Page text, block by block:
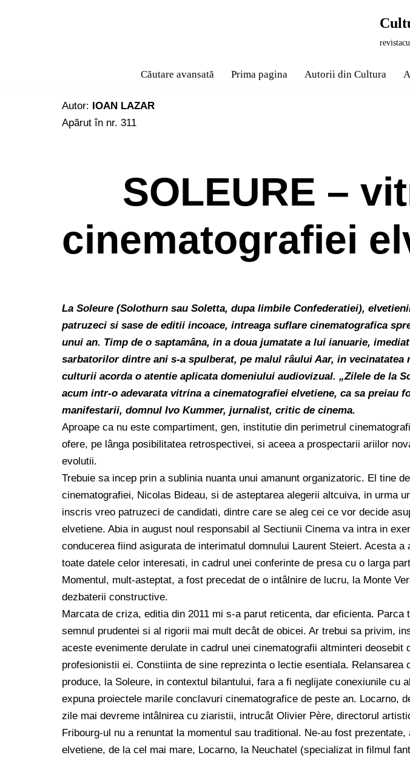
Căutare avansată Prima pagina Autorii din Cultura
Autor: IOAN LAZAR
Apărut în nr. 311
SOLEURE –
cinematografiei
La Soleure (Solothurn sau Soletta, dupa limbile Confederatiei),
patruzeci si sase de editii incoace, intreaga suflare cinematografica
unui an. Timp de o saptamâna, in a doua jumatate a lui ianuarie,
sarbatorilor dintre ani s-a spulberat, pe malul râului Aar, in
culturii acorda o atentie aplicata domeniului audiovizual. „Zilele de la
acum intr-o adevarata vitrina a cinematografiei elvetiene, ca sa preiau
manifestarii, domnul Ivo Kummer, jurnalist, critic de cinema.
Aproape ca nu este compartiment, gen, institutie din perimetrul
ofere, pe lânga posibilitatea retrospectivei, si aceea a prospectarii ariilor
evolutii.
Trebuie sa incep prin a sublinia nuanta unui amanunt organizatoric. El tine
cinematografiei, Nicolas Bideau, si de asteptarea alegerii altcuiva, in urma
inscris vreo patruzeci de candidati, dintre care se aleg cei ce vor decide
elvetiene. Abia in august noul responsabil al Sectiunii Cinema va intra in
conducerea fiind asigurata de interimatul domnului Laurent Steiert. Acesta a
toate datele celor interesati, in cadrul unei conferinte de presa cu o larga
Momentul, mult-asteptat, a fost precedat de o intâlnire de lucru, la Monte
dezbaterii constructive.
Marcata de criza, editia din 2011 mi s-a parut reticenta, dar eficienta. Parca
semnul prudentei si al rigorii mai mult decât de obicei. Ar trebui sa privim,
aceste evenimente derulate in cadrul unei cinematografii altminteri deosebit
profesionistii ei. Constiinta de sine reprezinta o lectie esentiala. Relansarea
produce, la Soleure, in contextul bilantului, fara a fi neglijate conexiunile cu
expuna proiectele marile conclavuri cinematografice de peste an. Locarno,
zile mai devreme intâlnirea cu ziaristii, intrucât Olivier Père, directorul
Fribourg-ul nu a renuntat la momentul sau traditional. Ne-au fost
elvetiene, de la cel mai mare, Locarno, la Neuchatel (specializat in filmul